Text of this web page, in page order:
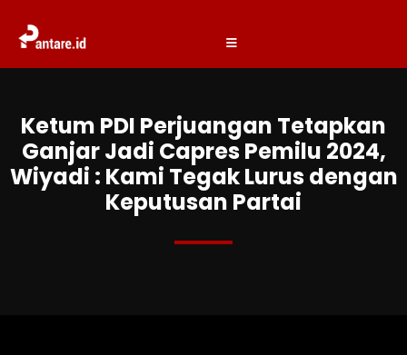
Ketum PDI Perjuangan Tetapkan
Ganjar Jadi Capres Pemilu 2024,
Wiyadi : Kami Tegak Lurus dengan
Keputusan Partai